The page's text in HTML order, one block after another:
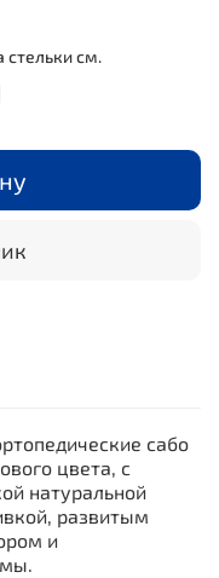
стельки см.
сабо
цвета, с
натуральной
развитым
и